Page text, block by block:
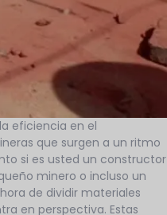
eficiencia en el
que surgen a un ritmo
si es usted un constructor
minero o incluso un
de dividir materiales
en perspectiva. Estas